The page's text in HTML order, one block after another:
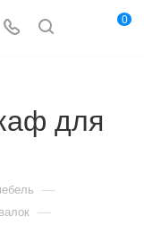
0
для
—
—